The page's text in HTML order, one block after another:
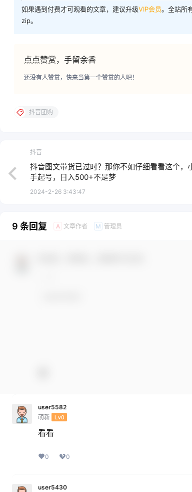
如果遇到付费才可观看的文章，建议升级VIP会员。全站所
zip。
点点赞赏，手留余香
还没有人赞赏，快来当第一个赞赏的人吧！
抖音团购
抖音
抖音图文带货已过时？那你不如仔细看看这个，
手起号，日入500+不是梦
2024-2-26 3:43:47
9 条回复 A 文章作者 M 管理员
user5582
萌新 Lv0
看看
0 0
user5430